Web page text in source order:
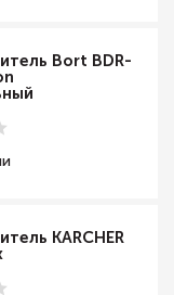
Bort BDR-
KARCHER